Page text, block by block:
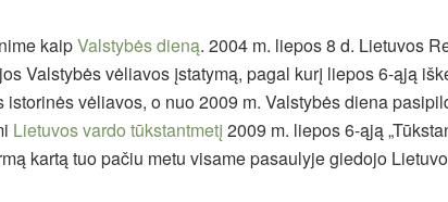
kaipValstybės dieną. 2004 m. liepos 8 d. Lietuvos
Valstybės vėliavos įstatymą, pagal kurį liepos 6-ąją
vėliavos, o nuo 2009 m. Valstybės diena
Lietuvos vardo tūkstantmetį 2009 m. liepos 6-ąją
kartą tuo pačiu metu visame pasaulyje giedojo